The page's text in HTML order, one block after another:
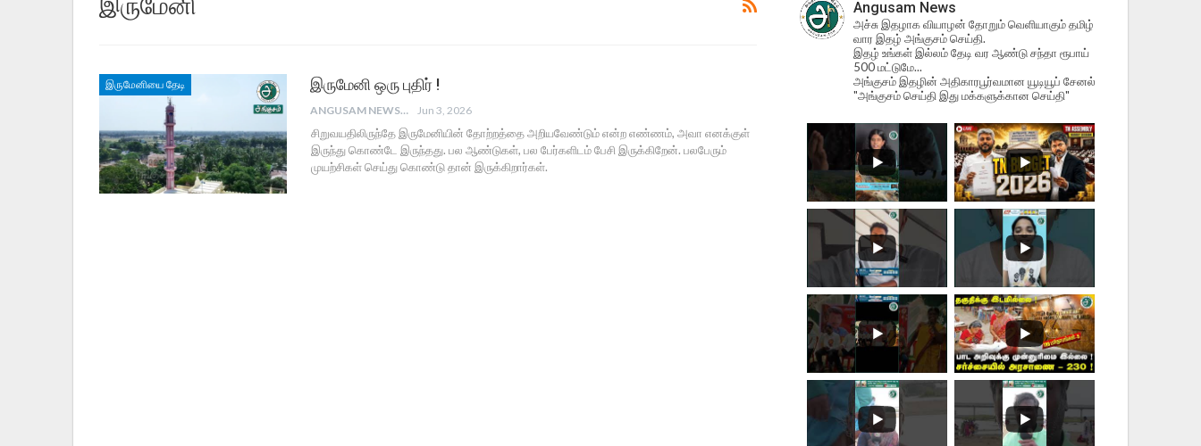
இருமேனியை தேடி இருமேனி ஒரு புதிர் !
ANGUSAM NEWS Jun 3, 2026
சிறுவயதிலிருந்தே இருமேனியின் தோற்றத்தை அறியவேண்டும் என்ற எண்ணம், அவா எனக்குள்
இருந்து கொண்டே இருந்தது. பல ஆண்டுகள், பல பேர்களிடம் பேசி இருக்கிறேன். பலபேரும்
முயற்சிகள் செய்து கொண்டு தான் இருக்கிறார்கள்.
Angusam News
அச்சு இதழாக வியாழன் தோறும் வெளியாகும் தமிழ்
வார இதழ் அங்குசம் செய்தி.
இதழ் உங்கள் இல்லம் தேடி வர ஆண்டு சந்தா ரூபாய்
500 மட்டுமே...
அங்குசம் இதழின் அதிகாரபூர்வமான யூடியூப் சேனல்
"அங்குசம் செய்தி இது மக்களுக்கான செய்தி"